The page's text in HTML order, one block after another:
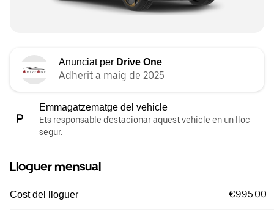
Anunciat per Drive One
Adherit a maig de 2025
Emmagatzematge del vehicle
Ets responsable d'estacionar aquest vehicle en un lloc
segur.
Lloguer mensual
Cost del lloguer €995.00